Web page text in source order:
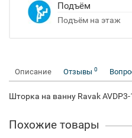
Подъём
Подъём на этаж
Описание Отзывы 0
Шторка на ванну Ravak
Похожие товары